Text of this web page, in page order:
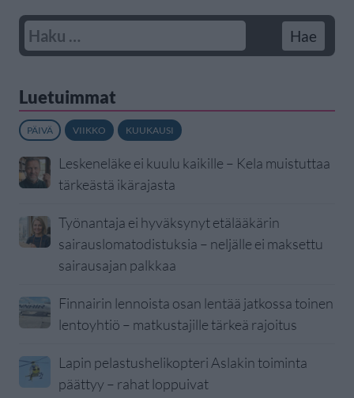
Luetuimmat
PÄIVÄ VIIKKO KUUKAUSI
Leskeneläke ei kuulu kaikille – Kela muistuttaa
tärkeästä ikärajasta
Työnantaja ei hyväksynyt etälääkärin
sairauslomatodistuksia – neljälle ei maksettu
sairausajan palkkaa
Finnairin lennoista osan lentää jatkossa toinen
lentoyhtiö – matkustajille tärkeä rajoitus
Lapin pelastushelikopteri Aslakin toiminta
päättyy – rahat loppuivat